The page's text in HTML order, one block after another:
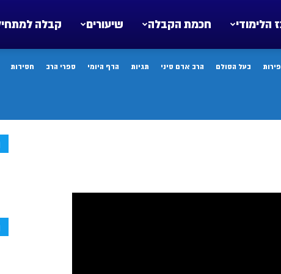
קבלה שיעורים חכמת הקבלה הלימודי
בעל הסולם הרב אדם סיני תגיות הדף היומי ספרי הרב חסידות